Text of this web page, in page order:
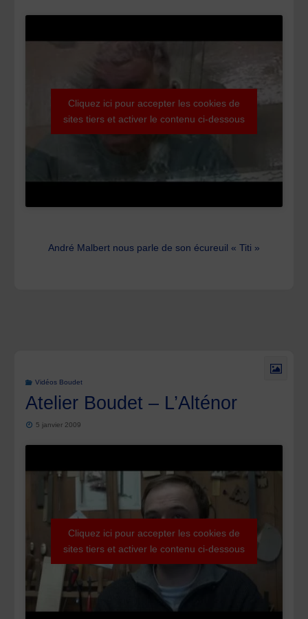
Cliquez ici pour accepter les cookies de
sites tiers et activer le contenu ci-dessous
André Malbert nous parle de son écureuil « Titi »
Vidéos Boudet
Atelier Boudet – L’Alténor
5 janvier 2009
Cliquez ici pour accepter les cookies de
sites tiers et activer le contenu ci-dessous